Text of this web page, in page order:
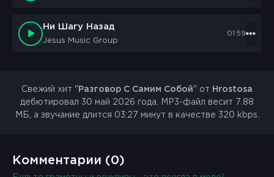
Ни Шагу Назад
Jesus Music Group
01:59
Свежий хит " Разговор С Самим Собой" от Hrostosa
дебютировал 30 май 2026 года. MP3-файл весит 7.88
МБ, а звучание длится 03:27 минут в качестве 320 kbps.
Комментарии (0)